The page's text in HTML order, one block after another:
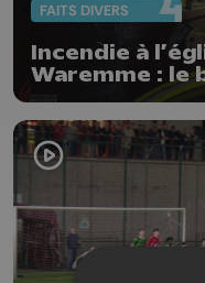
FAITS DIVERS
Incendie à
Waremme : le
justesse